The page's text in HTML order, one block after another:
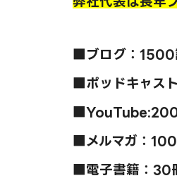
■ブログ：1500
■ポッドキャス
■メルマガ：
■電子書籍：30